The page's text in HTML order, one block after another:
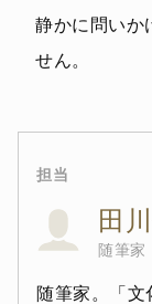
静かに問いか
せん。
担当
田
随筆家
随筆家。「文